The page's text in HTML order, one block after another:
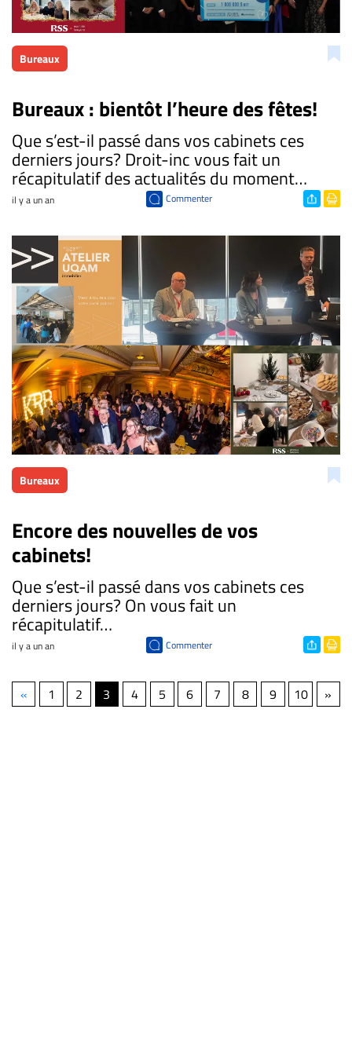
Bureaux
Bureaux : bientôt l’heure des fêtes!
​Que s’est-il passé dans vos cabinets ces
derniers jours? Droit-inc vous fait un
récapitulatif des actualités du moment…
il y a un an Commenter
Bureaux
Encore des nouvelles de vos
cabinets!
​Que s’est-il passé dans vos cabinets ces
derniers jours? On vous fait un
récapitulatif…
il y a un an Commenter
« 1 2 3 4 5 6 7 8 9 10 »